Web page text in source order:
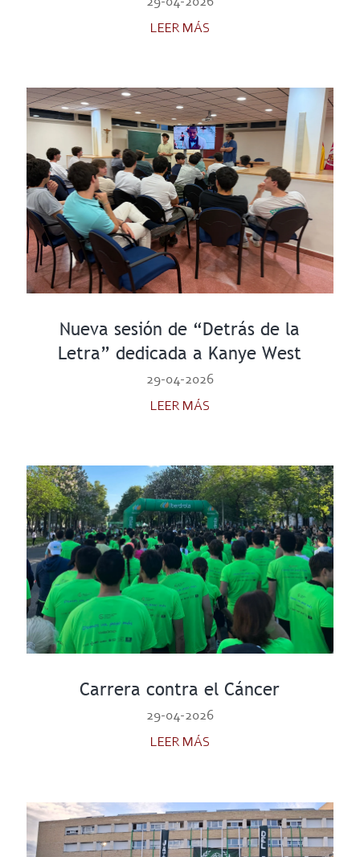
LEER MÁS
Nueva sesión de “Detrás de la
Letra” dedicada a Kanye West
29-04-2026
LEER MÁS
Carrera contra el Cáncer
29-04-2026
LEER MÁS